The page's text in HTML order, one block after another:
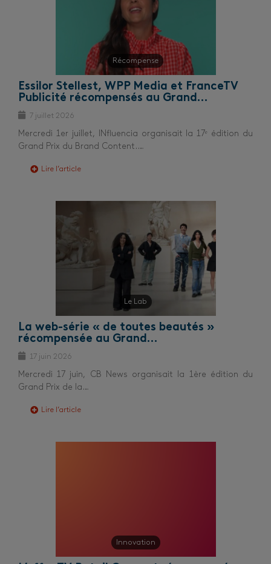
Récompense
Essilor Stellest, WPP Media et FranceTV
Publicité récompensés au Grand…
7 juillet 2026
Mercredi 1er juillet, INfluencia organisait la 17ᵉ édition du
Grand Prix du Brand Content.…
Lire l’article
Le Lab
La web-série « de toutes beautés »
récompensée au Grand…
17 juin 2026
Mercredi 17 juin, CB News organisait la 1ère édition du
Grand Prix de la…
Lire l’article
Innovation